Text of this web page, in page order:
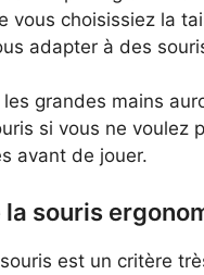
vous choisissiez la
adapter à des
les grandes mains
si vous ne voulez
avant de jouer.
la souris
souris est un critère